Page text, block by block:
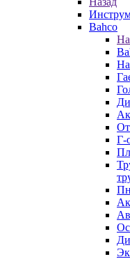
Bahco
Г-